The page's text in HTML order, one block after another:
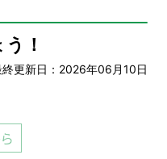
！
終更新日：2026年06月10日